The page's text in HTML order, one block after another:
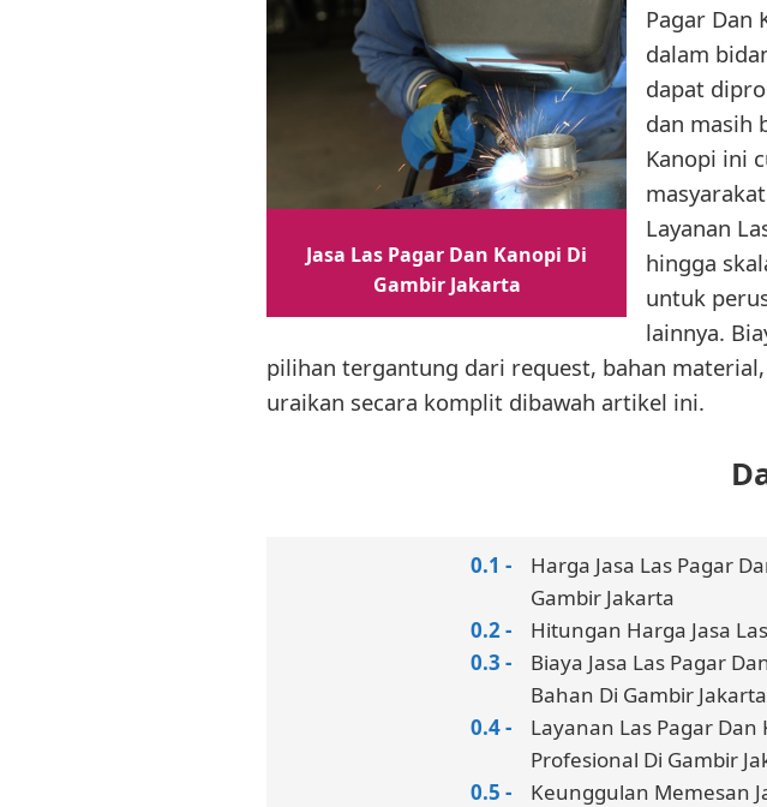
Jasa Las Pagar Dan Kanopi Di
Gambir Jakarta
Pagar Dan
dalam
dapat
dan masih
Kanopi ini
Layanan
hingga
untuk
lainnya.
pilihan tergantung dari request, bahan
uraikan secara komplit dibawah artikel ini.
Harga Jasa Las Pagar
Gambir Jakarta
Hitungan Harga Jasa
Biaya Jasa Las Pagar
Bahan Di Gambir Jakarta
Layanan Las Pagar
Profesional Di Gambir
Keunggulan Memesan